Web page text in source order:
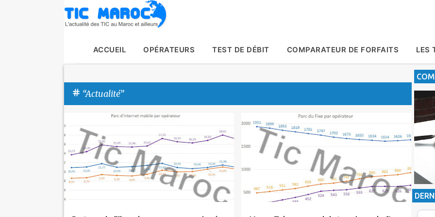
ACCUEIL OPÉRATEURS TEST DE DÉBIT COMPARATEUR DE FORFAITS LES
Actualité
A
r
t
i
c
l
Actualité Actualité inwi Maroc Telecom